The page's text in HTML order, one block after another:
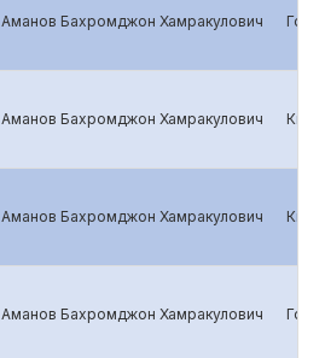
Аманов Бахромджон Хамракулович
Аманов Бахромджон Хамракулович
Аманов Бахромджон Хамракулович
Аманов Бахромджон Хамракулович